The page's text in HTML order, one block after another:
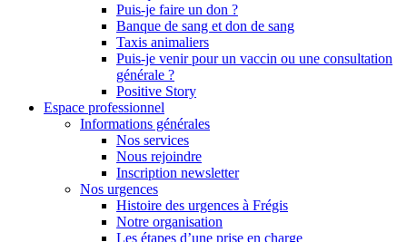
Puis-je faire un don ?
Banque de sang et don de sang
Taxis animaliers
Puis-je venir pour un vaccin ou une consultation
générale ?
Positive Story
Espace professionnel
Informations générales
Nos services
Nous rejoindre
Inscription newsletter
Nos urgences
Histoire des urgences à Frégis
Notre organisation
Les étapes d’une prise en charge